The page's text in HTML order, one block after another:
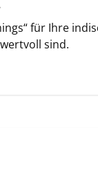
für Ihre
sind.